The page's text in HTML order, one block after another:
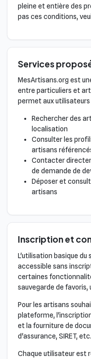
pleine et entière des
pas ces conditions,
Services
MesArtisans.org est
entre particuliers et
permet aux utilisateurs
Rechercher des
localisation
Consulter les
artisans
Contacter
de demande de
Déposer et
artisans
Inscription et
L'utilisation basique
accessible sans
certaines
sauvegarde de
Pour les artisans
plateforme,
et la fourniture de
d'assurance, SIRET,
Chaque utilisateur est